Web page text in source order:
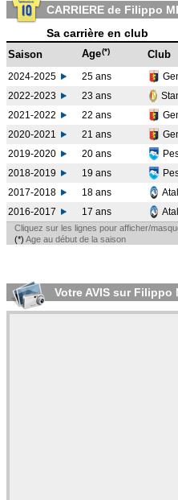
CARRIERE de Filippo
Sa carrière en club
Saison Age(*) Club
2024-2025 25 ans
2022-2023
23 ans
2021-2022
22 ans
2020-2021
21 ans
2019-2020
20 ans
2018-2019
19 ans
2017-2018
18 ans
2016-2017
17 ans
Cliquez sur les lignes pour afficher/
(*) Age au début de la saison
Votre AVIS sur Filippo